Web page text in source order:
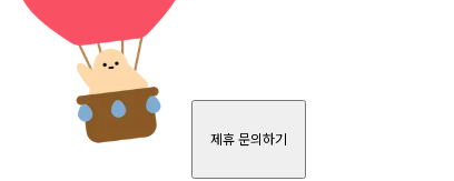
제휴 문의하기